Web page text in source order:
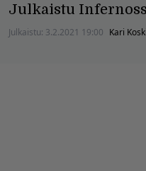
Julkaistu
Julkaistu: 3.2.2021 19:00 Kari